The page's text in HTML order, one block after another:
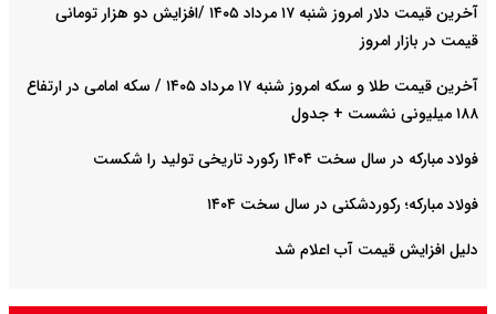
آخرین قیمت دلار امروز شنبه ۱۷ مرداد ۱۴۰۵ /افزایش دو هزار تومانی
قیمت در بازار امروز
آخرین قیمت طلا و سکه امروز شنبه ۱۷ مرداد ۱۴۰۵ / سکه امامی در ارتفاع
۱۸۸ میلیونی نشست + جدول
فولاد مبارکه در سال سخت ۱۴۰۴ رکورد تاریخی تولید را شکست
فولاد مبارکه؛ رکوردشکنی در سال سخت ۱۴۰۴
دلیل افزایش قیمت آب اعلام شد